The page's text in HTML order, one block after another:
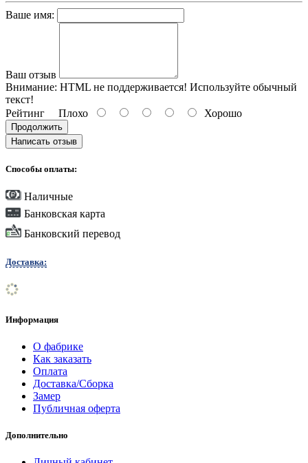
Ваше имя:
Ваш отзыв
Внимание: HTML не поддерживается! Используйте обычный
текст!
Рейтинг Плохо Хорошо
Продолжить
Написать отзыв
Способы оплаты:
Наличные
Банковская карта
Банковский перевод
Доставка:
Информация
О фабрике
Как заказать
Оплата
Доставка/Сборка
Замер
Публичная оферта
Дополнительно